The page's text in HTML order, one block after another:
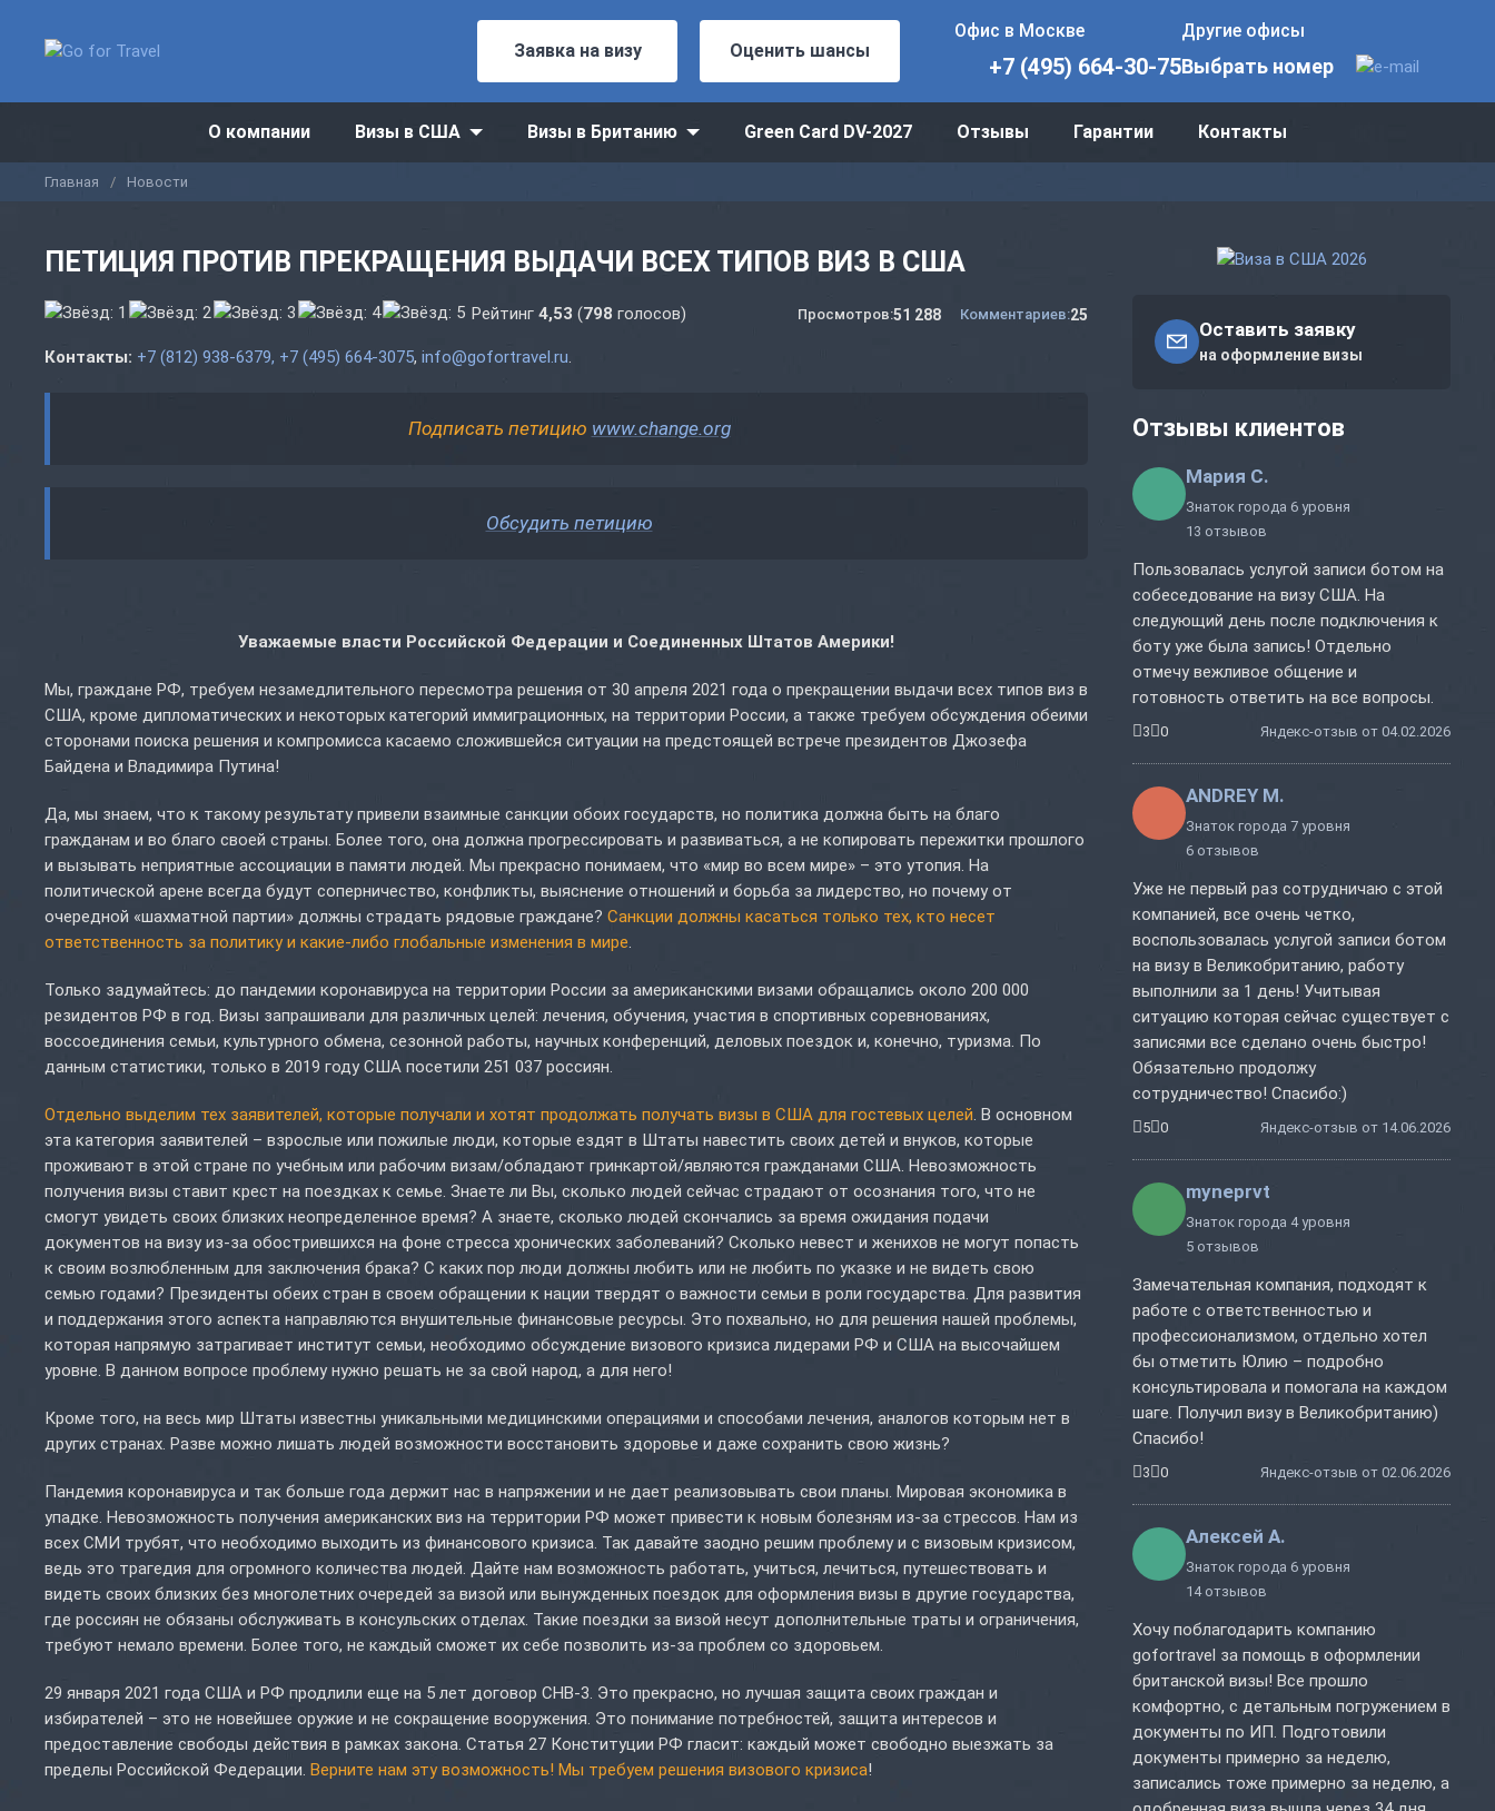
Заявка на визу Оценить шансы
Офис в Москве
+7 (495) 664-30-75
Другие офисы
Выбрать номер
О компании Визы в США Визы в Британию Green Card DV-2027 Отзывы Гарантии Контакты
Главная Новости
ПЕТИЦИЯ ПРОТИВ ПРЕКРАЩЕНИЯ ВЫДАЧИ ВСЕХ ТИПОВ ВИЗ В США
Рейтинг 4,53 (798 голосов) Просмотров:51 288 Комментариев:25
Контакты: +7 (812) 938-6379, +7 (495) 664-3075, info@gofortravel.ru
Подписать петицию www.change.org
Обсудить петицию
Уважаемые власти Российской Федерации и Соединенных Штатов Америки!
Мы, граждане РФ, требуем незамедлительного пересмотра решения от 30 апреля 2021 года о прекращении выдачи всех типов виз в
США, кроме дипломатических и некоторых категорий иммиграционных, на территории России, а также требуем обсуждения обеими
сторонами поиска решения и компромисса касаемо сложившейся ситуации на предстоящей встрече президентов Джозефа
Байдена и Владимира Путина!
Да, мы знаем, что к такому результату привели взаимные санкции обоих государств, но политика должна быть на благо
гражданам и во благо своей страны. Более того, она должна прогрессировать и развиваться, а не копировать пережитки прошлого
и вызывать неприятные ассоциации в памяти людей. Мы прекрасно понимаем, что «мир во всем мире» – это утопия. На
политической арене всегда будут соперничество, конфликты, выяснение отношений и борьба за лидерство, но почему от
очередной «шахматной партии» должны страдать рядовые граждане? Санкции должны касаться только тех, кто несет
ответственность за политику и какие-либо глобальные изменения в мире
Только задумайтесь: до пандемии коронавируса на территории России за американскими визами обращались около 200 000
резидентов РФ в год. Визы запрашивали для различных целей: лечения, обучения, участия в спортивных соревнованиях,
воссоединения семьи, культурного обмена, сезонной работы, научных конференций, деловых поездок и, конечно, туризма. По
данным статистики, только в 2019 году США посетили 251 037 россиян.
Отдельно выделим тех заявителей, которые получали и хотят продолжать получать визы в США для гостевых целей . В основном
эта категория заявителей – взрослые или пожилые люди, которые ездят в Штаты навестить своих детей и внуков, которые
проживают в этой стране по учебным или рабочим визам/обладают гринкартой/являются гражданами США. Невозможность
получения визы ставит крест на поездках к семье. Знаете ли Вы, сколько людей сейчас страдают от осознания того, что не
смогут увидеть своих близких неопределенное время? А знаете, сколько людей скончались за время ожидания подачи
документов на визу из-за обострившихся на фоне стресса хронических заболеваний? Сколько невест и женихов не могут попасть
к своим возлюбленным для заключения брака? С каких пор люди должны любить или не любить по указке и не видеть свою
семью годами? Президенты обеих стран в своем обращении к нации твердят о важности семьи в роли государства. Для развития
и поддержания этого аспекта направляются внушительные финансовые ресурсы. Это похвально, но для решения нашей проблемы,
которая напрямую затрагивает институт семьи, необходимо обсуждение визового кризиса лидерами РФ и США на высочайшем
уровне. В данном вопросе проблему нужно решать не за свой народ, а для него!
Кроме того, на весь мир Штаты известны уникальными медицинскими операциями и способами лечения, аналогов которым нет в
других странах. Разве можно лишать людей возможности восстановить здоровье и даже сохранить свою жизнь?
Пандемия коронавируса и так больше года держит нас в напряжении и не дает реализовывать свои планы. Мировая экономика в
упадке. Невозможность получения американских виз на территории РФ может привести к новым болезням из-за стрессов. Нам из
всех СМИ трубят, что необходимо выходить из финансового кризиса. Так давайте заодно решим проблему и с визовым кризисом,
ведь это трагедия для огромного количества людей. Дайте нам возможность работать, учиться, лечиться, путешествовать и
видеть своих близких без многолетних очередей за визой или вынужденных поездок для оформления визы в другие государства,
где россиян не обязаны обслуживать в консульских отделах. Такие поездки за визой несут дополнительные траты и ограничения,
требуют немало времени. Более того, не каждый сможет их себе позволить из-за проблем со здоровьем.
29 января 2021 года США и РФ продлили еще на 5 лет договор СНВ-3. Это прекрасно, но лучшая защита своих граждан и
избирателей – это не новейшее оружие и не сокращение вооружения. Это понимание потребностей, защита интересов и
предоставление свободы действия в рамках закона. Статья 27 Конституции РФ гласит: каждый может свободно выезжать за
пределы Российской Федерации. Верните нам эту возможность! Мы требуем решения визового кризиса!
Оставить заявку
на оформление визы
Отзывы клиентов
Мария С.
Знаток города 6 уровня
13 отзывов
Пользовалась услугой записи ботом на
собеседование на визу США. На
следующий день после подключения к
боту уже была запись! Отдельно
отмечу вежливое общение и
готовность ответить на все вопросы.
3 0 Яндекс-отзыв от 04.02.2026
ANDREY M.
Знаток города 7 уровня
6 отзывов
Уже не первый раз сотрудничаю с этой
компанией, все очень четко,
воспользовалась услугой записи ботом
на визу в Великобританию, работу
выполнили за 1 день! Учитывая
ситуацию которая сейчас существует с
записями все сделано очень быстро!
Обязательно продолжу
сотрудничество! Спасибо:)
5 0 Яндекс-отзыв от 14.06.2026
myneprvt
Знаток города 4 уровня
5 отзывов
Замечательная компания, подходят к
работе с ответственностью и
профессионализмом, отдельно хотел
бы отметить Юлию – подробно
консультировала и помогала на каждом
шаге. Получил визу в Великобританию)
Спасибо!
3 0 Яндекс-отзыв от 02.06.2026
Алексей А.
Знаток города 6 уровня
14 отзывов
Хочу поблагодарить компанию
gofortravel за помощь в оформлении
британской визы! Все прошло
комфортно, с детальным погружением в
документы по ИП. Подготовили
документы примерно за неделю,
записались тоже примерно за неделю, а